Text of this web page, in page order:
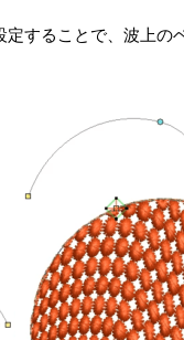
することで、波上の